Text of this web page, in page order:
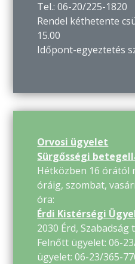
Tel.: 06-20/225-1820
Rendel kéthetente
15.00
Időpont-egyeztetés
Orvosi ügyelet
Sürgősségi
Hétközben 16 órától
óráig, szombat,
óra:
Érdi Kistérségi
2030 Érd, Szabadság
Felnőtt ügyelet: 06-
ügyelet: 06-23/365-